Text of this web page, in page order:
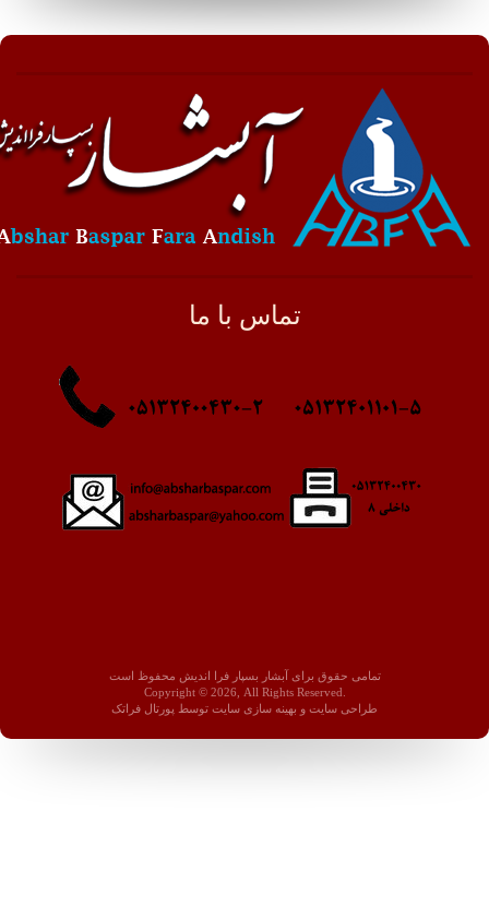
تماس با ما
تمامی حقوق برای آبشار بسپار فرا اندیش محفوظ است
Copyright © 2026, All Rights Reserved.
طراحی سايتوبهينه سازی سايت توسطپورتال فراتک